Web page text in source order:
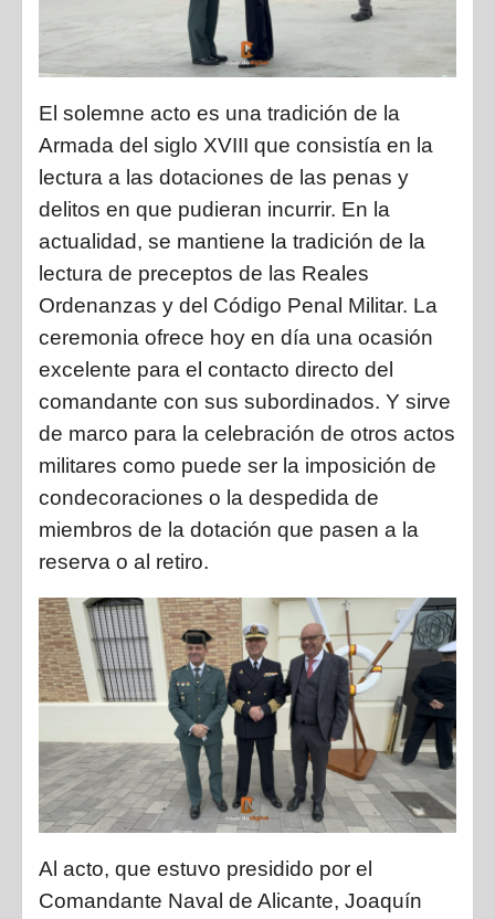
El solemne acto es una tradición de la
Armada del siglo XVIII que consistía en la
lectura a las dotaciones de las penas y
delitos en que pudieran incurrir. En la
actualidad, se mantiene la tradición de la
lectura de preceptos de las Reales
Ordenanzas y del Código Penal Militar. La
ceremonia ofrece hoy en día una ocasión
excelente para el contacto directo del
comandante con sus subordinados. Y sirve
de marco para la celebración de otros actos
militares como puede ser la imposición de
condecoraciones o la despedida de
miembros de la dotación que pasen a la
reserva o al retiro.
Al acto, que estuvo presidido por el
Comandante Naval de Alicante, Joaquín